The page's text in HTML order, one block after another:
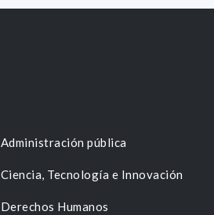
Administración pública
Ciencia, Tecnología e Innovación
Derechos Humanos